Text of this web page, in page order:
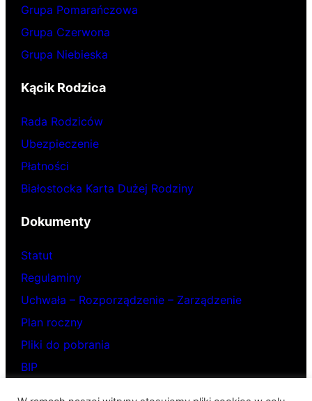
Grupa Pomarańczowa
Grupa Czerwona
Grupa Niebieska
Kącik Rodzica
Rada Rodziców
Ubezpieczenie
Płatności
Białostocka Karta Dużej Rodziny
Dokumenty
Statut
Regulaminy
Uchwała – Rozporządzenie – Zarządzenie
Plan roczny
Pliki do pobrania
BIP